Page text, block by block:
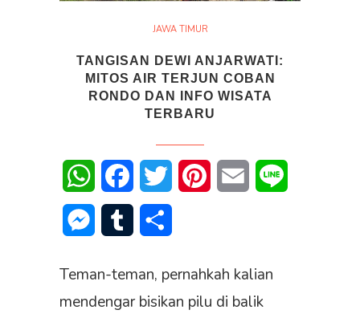
JAWA TIMUR
TANGISAN DEWI ANJARWATI:
MITOS AIR TERJUN COBAN
RONDO DAN INFO WISATA
TERBARU
WhatsAppFacebookTwitter PinterestEmail
Messenger
Tumblr
Teman-teman, pernahkah kalian
mendengar bisikan pilu di balik